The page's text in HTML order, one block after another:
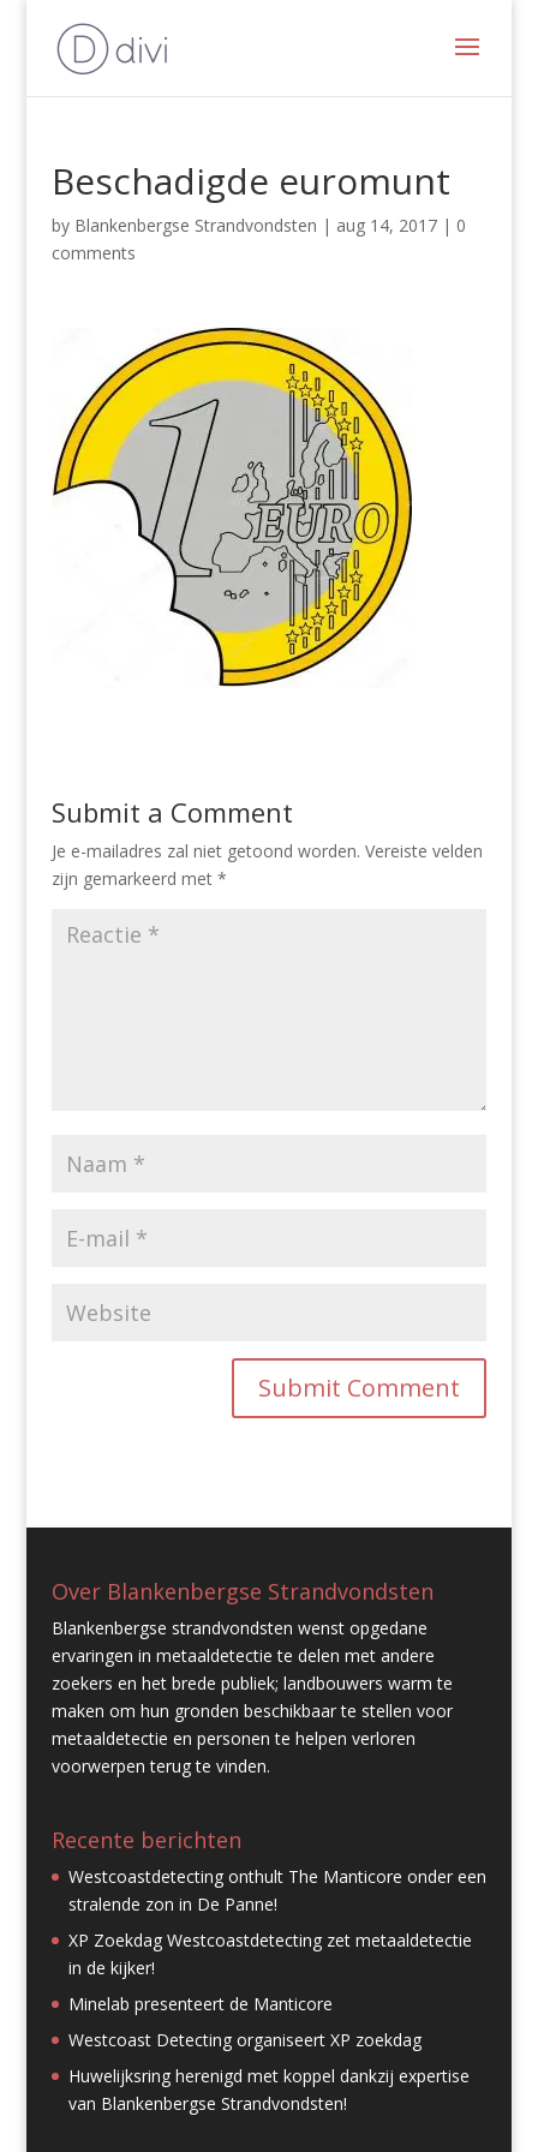
Beschadigde euromunt
by Blankenbergse Strandvondsten | aug 14, 2017| 0
comments
Submit a Comment
Je e-mailadres zal niet getoond worden. Vereiste velden
zijn gemarkeerd met *
Over Blankenbergse Strandvondsten
Blankenbergse strandvondsten wenst opgedane
ervaringen in metaaldetectie te delen met andere
zoekers en het brede publiek; landbouwers warm te
maken om hun gronden beschikbaar te stellen voor
metaaldetectie en personen te helpen verloren
voorwerpen terug te vinden.
Recente berichten
Westcoastdetecting onthult The Manticore onder een
stralende zon in De Panne!
XP Zoekdag Westcoastdetecting zet metaaldetectie
in de kijker!
Minelab presenteert de Manticore
Westcoast Detecting organiseert XP zoekdag
Huwelijksring herenigd met koppel dankzij expertise
van Blankenbergse Strandvondsten!